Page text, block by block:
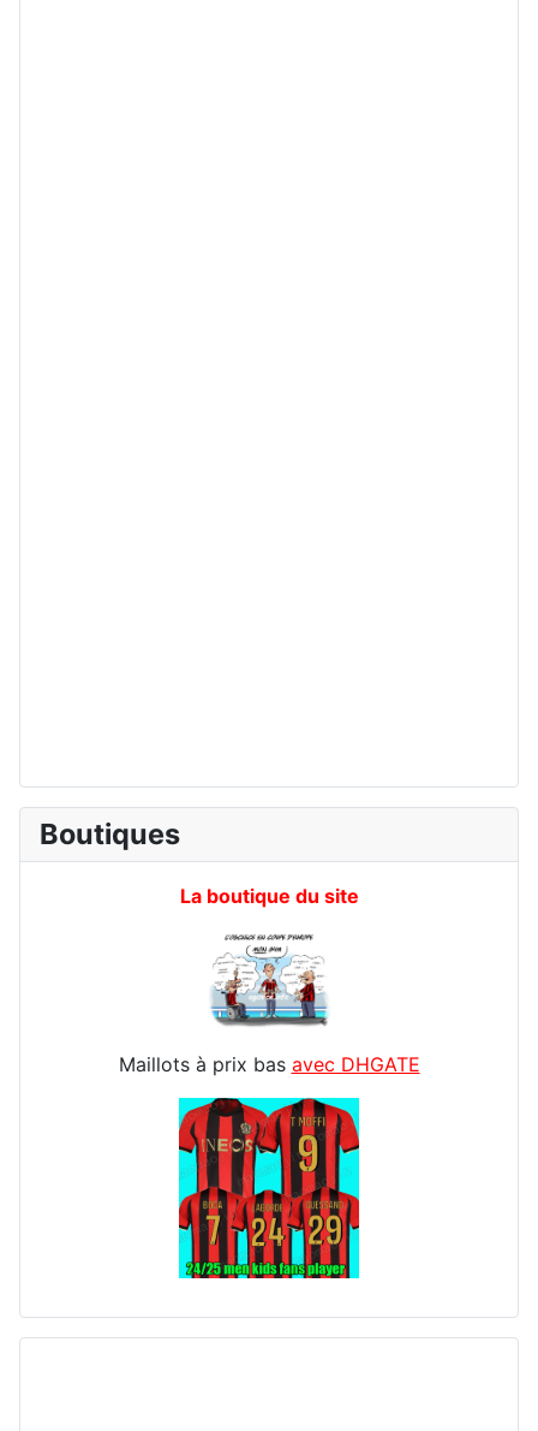
Boutiques
La boutique du site
Maillots à prix bas avec DHGATE